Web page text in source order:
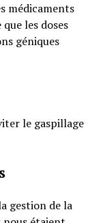
médicaments
les doses
géniques
le gaspillage
gestion de la